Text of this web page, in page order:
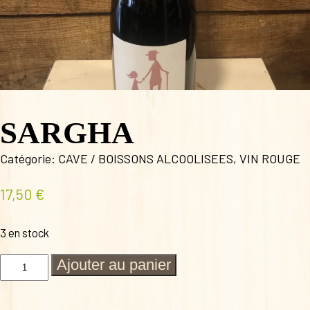
SARGHA
Catégorie: CAVE / BOISSONS ALCOOLISEES, VIN ROUGE
17,50 €
3 en stock
quantité
Ajouter au panier